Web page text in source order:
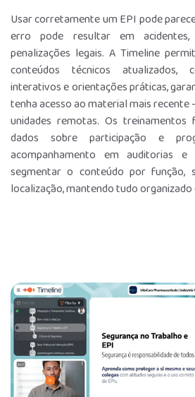
Usar corretamente um EPI pode
erro pode resultar em
penalizações legais. A Timeline
conteúdos técnicos atualizados,
interativos e orientações práticas,
tenha acesso ao material mais
unidades remotas. Os treinamentos
dados sobre participação e
acompanhamento em auditorias e
segmentar o conteúdo por função,
localização, mantendo tudo